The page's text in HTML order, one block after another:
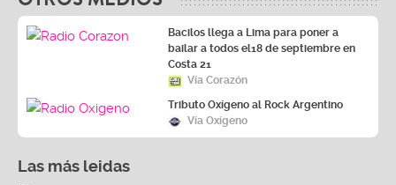
Bacilos llega a Lima para poner a
bailar a todos el18 de septiembre en
Costa 21
Vía Corazón
Tributo Oxígeno al Rock Argentino
Vía Oxígeno
Las más leidas